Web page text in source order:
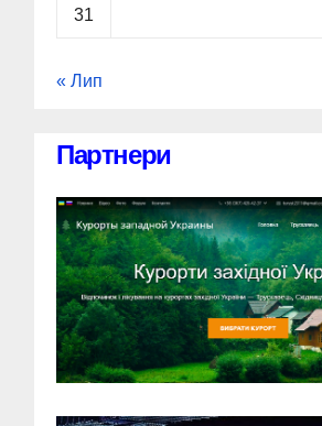
31
« Лип
Партнери